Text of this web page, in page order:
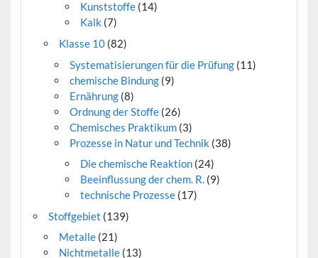
Kunststoffe (14)
Kalk (7)
Klasse 10(82)
Systematisierungen für die Prüfung (11)
chemische Bindung (9)
Ernährung (8)
Ordnung der Stoffe (26)
Chemisches Praktikum (3)
Prozesse in Natur und Technik (38)
Die chemische Reaktion (24)
Beeinflussung der chem. R. (9)
technische Prozesse (17)
Stoffgebiet (139)
Metalle(21)
Nichtmetalle(13)